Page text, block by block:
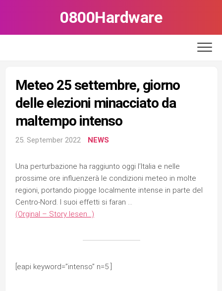
0800Hardware
Meteo 25 settembre, giorno
delle elezioni minacciato da
maltempo intenso
25. September 2022 NEWS
Una perturbazione ha raggiunto oggi l’Italia e nelle
prossime ore influenzerà le condizioni meteo in molte
regioni, portando piogge localmente intense in parte del
Centro-Nord. I suoi effetti si faran …
(Orginal – Story lesen…)
[eapi keyword=”intenso” n=5 ]